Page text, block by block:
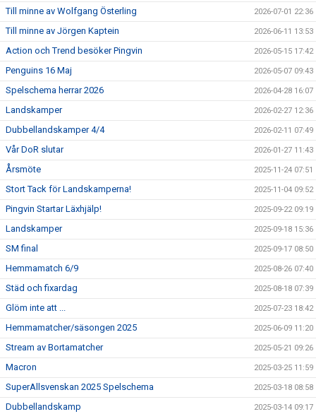
Till minne av Wolfgang Österling 2026-07-01 22:36
Till minne av Jörgen Kaptein 2026-06-11 13:53
Action och Trend besöker Pingvin 2026-05-15 17:42
Penguins 16 Maj 2026-05-07 09:43
Spelschema herrar 2026 2026-04-28 16:07
Landskamper 2026-02-27 12:36
Dubbellandskamper 4/4 2026-02-11 07:49
Vår DoR slutar 2026-01-27 11:43
Årsmöte 2025-11-24 07:51
Stort Tack för Landskamperna! 2025-11-04 09:52
Pingvin Startar Läxhjälp! 2025-09-22 09:19
Landskamper 2025-09-18 15:36
SM final 2025-09-17 08:50
Hemmamatch 6/9 2025-08-26 07:40
Städ och fixardag 2025-08-18 07:39
Glöm inte att ... 2025-07-23 18:42
Hemmamatcher/säsongen 2025 2025-06-09 11:20
Stream av Bortamatcher 2025-05-21 09:26
Macron 2025-03-25 11:59
SuperAllsvenskan 2025 Spelschema 2025-03-18 08:58
Dubbellandskamp 2025-03-14 09:17